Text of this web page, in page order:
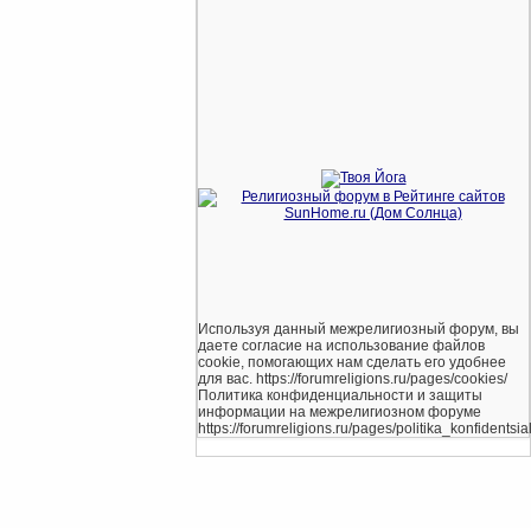
Используя данный межрелигиозный форум, вы
даете согласие на использование файлов
cookie, помогающих нам сделать его удобнее
для вас. https://forumreligions.ru/pages/cookies/
Политика конфиденциальности и защиты
информации на межрелигиозном форуме
https://forumreligions.ru/pages/